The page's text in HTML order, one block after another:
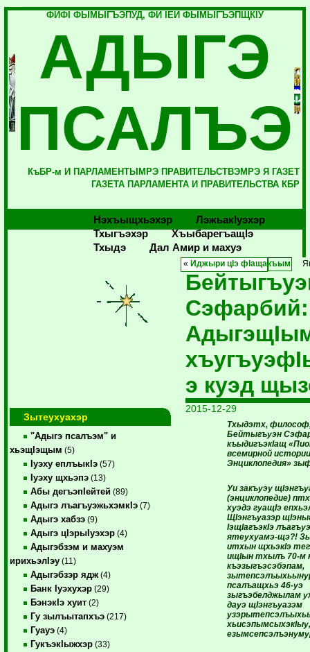
ФИФI ФЫМЫГЪЭПУД, ФИ IЕЙ ФЫМЫГЪЭПЩКIУ
АДЫГЭ
ПСАЛЪЭ
КъБР-м И ПАРЛАМЕНТЫМРЭ ПРАВИТЕЛЬСТВЭМРЭ Я ГАЗЕТ
ГАЗЕТА ПАРЛАМЕНТА И ПРАВИТЕЛЬСТВА КБР
Нэхъыщхьэхэр
Лэжьакlуэхэр
Тхыгъэхэр
Хъыбарегъащlэ
Тхыдэ
Дал Амир и махуэ
Зытеухуахэр
"Адыгэ псалъэм" и
хьэщIэщым (5)
Iуэху еплъыкIэ (57)
Iуэху щхьэпэ (13)
Абы дегъэпIейтей (89)
Адыгэ лъагъуэжьхэмкIэ (7)
Адыгэ хабзэ (9)
Адыгэ цIэрыIуэхэр (4)
Адыгэбзэм и махуэм
ирихьэлIэу (11)
Адыгэбзэр ядж (4)
Банк Iуэхухэр (29)
БэнэкIэ хуит (2)
Гу зылъытапхъэ (217)
Гуауэ (4)
ГукъэкIыжхэр (33)
« Иджыри цIэ фIащакъым
Сэфарбий:
э куэд
2015-12-29
Тхыдэтх,
Бейтыгъуэн
къыдигъэкIащ
всемирной
Энциклопедия»
Уи закъуэу щI
(энциклопедие)
хуэдэ гуащIэ
ЩIэнгъуазэр щI
IэщIагъэкIэ
ятеухуамэ-щэ?!
итхын щхьэкIэ
ищIын тхылъ 70-м
къэзыгъэсэбэпам,
псалъащхьэ 46-уэ
зыгъэбелджылам
дауэ щIэнгъуазэм
хьисэпымсыхэкIыу,